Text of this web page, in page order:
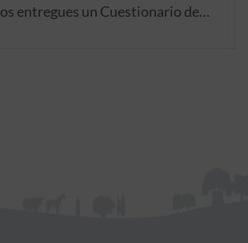
entregues un Cuestionario de